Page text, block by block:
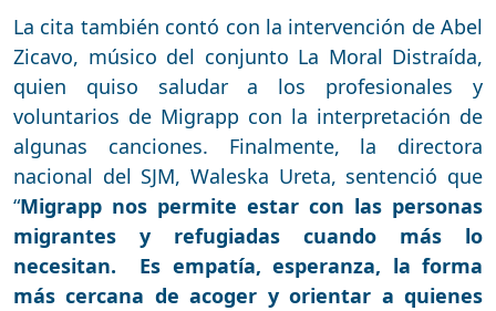
La cita también contó con la intervención de Abel
Zicavo, músico del conjunto La Moral Distraída,
quien quiso saludar a los profesionales y
voluntarios de Migrapp con la interpretación de
algunas canciones. Finalmente, la directora
nacional del SJM, Waleska Ureta, sentenció que
“Migrapp nos permite estar con las personas
migrantes y refugiadas cuando más lo
necesitan. Es empatía, esperanza, la forma
más cercana de acoger y orientar a quienes